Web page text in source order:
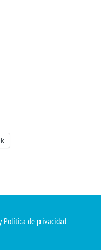
Política de privacidad